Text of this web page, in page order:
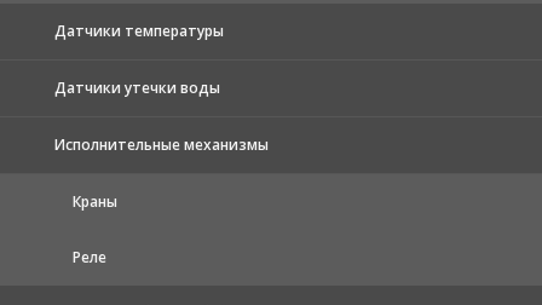
Датчики температуры
Датчики утечки воды
Исполнительные механизмы
Краны
Реле